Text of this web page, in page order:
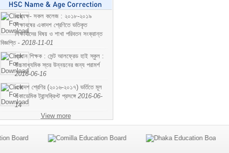
অধ্যক্ষ- সকল কলেজ : ২০১৮-২০১৯
শিক্ষাবষের একাদশ শ্রেণিতে ভতিকৃত
শিক্ষাথীদের বিষয় ও শাখা পরিবতন সংক্রান্ত
বিজ্ঞপ্তি - 2018-11-01
প্রধান শিক্ষক : সেন্ট আলফ্রেড হাই স্কুল :
উচ্চমাধ্যমিক স্তর উন্নয়নের জন্য পরামর্শ
2016-06-16
একাদশ শ্রেণির (২০১৬-২০১৭) ভর্তিতে মূল
একাডেমিক ট্রান্সক্রিপ্ট প্রসঙ্গে 2016-06-
14
View more